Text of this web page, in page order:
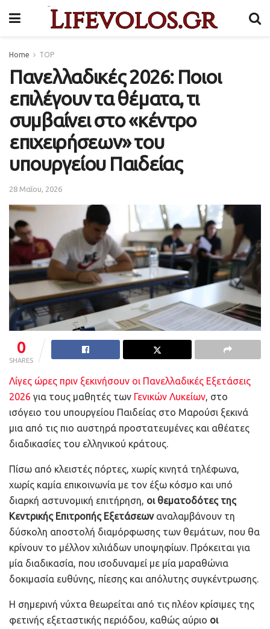
Home TOP
Πανελλαδικές 2026: Ποιοι
επιλέγουν τα θέματα, τι
συμβαίνει στο «κέντρο
επιχειρήσεων» του
υπουργείου Παιδείας
28 Μαΐου, 2026
0
SHARES
Λίγες ώρες πριν ξεκινήσουν οι Πανελλαδικές Εξετάσεις
2026 για τους μαθητές των Γενικών Λυκείων, στο
ισόγειο του υπουργείου Παιδείας στο Μαρούσι ξεκινά
μια από τις πιο αυστηρά προστατευμένες και αθέατες
διαδικασίες του ελληνικού κράτους.
Πίσω από κλειστές πόρτες, χωρίς κινητά τηλέφωνα,
χωρίς καμία επικοινωνία με τον έξω κόσμο και υπό
διαρκή αστυνομική επιτήρηση, οι θεματοδότες της
Κεντρικής Επιτροπής Εξετάσεωναναλαμβάνουν τη
δύσκολη αποστολή διαμόρφωσης των θεμάτων, που θα
κρίνουν το μέλλον χιλιάδων υποψηφίων. Πρόκειται για
μία διαδικασία, που ισοδυναμεί με μία μαραθώνια
δοκιμασία ευθύνης, πίεσης και απόλυτης συγκέντρωσης.
Η σημερινή νύχτα θεωρείται από τις πλέον κρίσιμες της
φετινής εξεταστικής περιόδου, καθώς αύριο οι